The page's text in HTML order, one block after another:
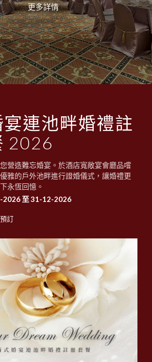
更多詳情
連池畔婚禮註
2026
營造難忘婚宴。於酒店寬敞宴會廳品嚐
雅的戶外池畔進行證婚儀式，讓婚禮更
永恆回憶。
2026 至 31-12-2026
訂